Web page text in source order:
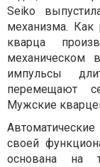
Seiko
механизма. Как
кварца
механическом
импульсы
перемещают
Мужские
своей
основана на